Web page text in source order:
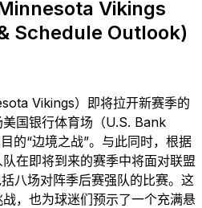
Vikings
Schedule Outlook)
Vikings）即将拉开新赛季的
国银行体育场（U.S. Bank
的“边境之战”。与此同时，根据
在即将到来的赛季中将面对联盟
八场对阵季后赛强队的比赛。这
，也为球迷们预示了一个充满悬